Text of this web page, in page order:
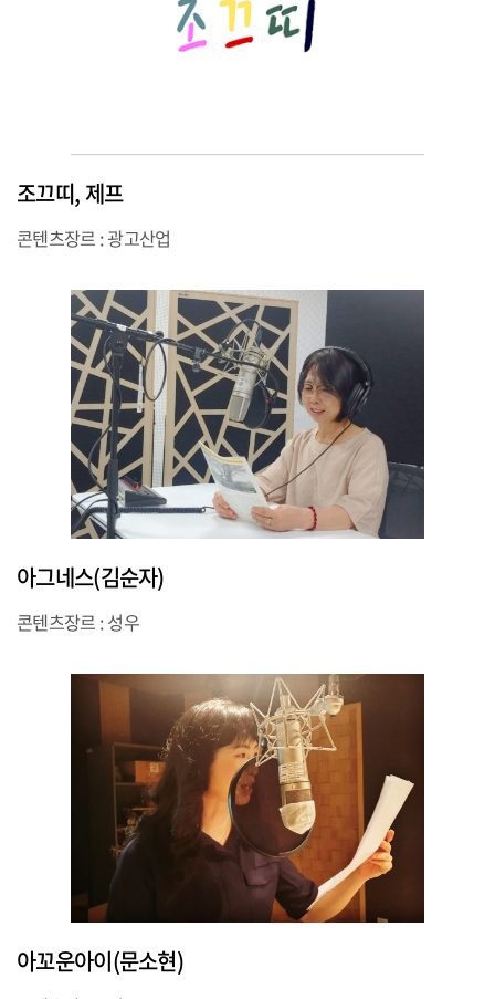
조끄띠, 제프
콘텐츠장르 : 광고산업
아그네스(김순자)
콘텐츠장르 : 성우
아꼬운아이(문소현)